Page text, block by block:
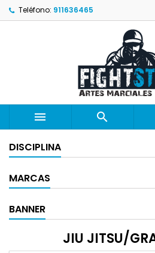
Teléfono: 911636465
 
DISCIPLINA
MARCAS
BANNER
JIU JITSU/